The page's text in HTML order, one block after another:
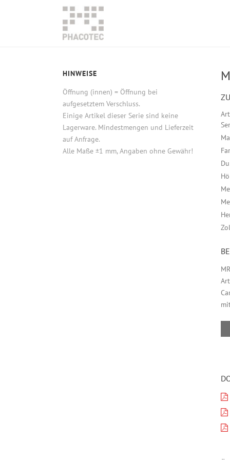
HINWEISE
Öffnung (innen) = Öffnung bei
aufgesetztem Verschluss.
Einige Artikel dieser Serie sind keine
Lagerware. Mindestmengen und Lieferzeit
auf Anfrage.
Alle Maße ±1 mm, Angaben ohne Gewähr!